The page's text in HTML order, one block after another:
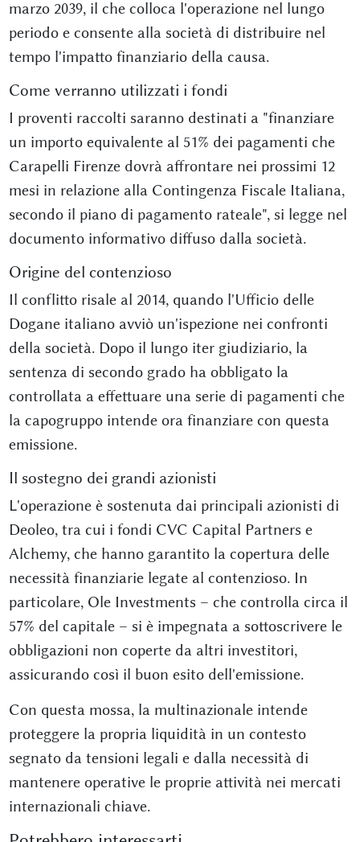
marzo 2039, il che colloca l'operazione nel lungo
periodo e consente alla società di distribuire nel
tempo l'impatto finanziario della causa.
Come verranno utilizzati i fondi
I proventi raccolti saranno destinati a "finanziare
un importo equivalente al 51% dei pagamenti che
Carapelli Firenze dovrà affrontare nei prossimi 12
mesi in relazione alla Contingenza Fiscale Italiana,
secondo il piano di pagamento rateale", si legge nel
documento informativo diffuso dalla società.
Origine del contenzioso
Il conflitto risale al 2014, quando l'Ufficio delle
Dogane italiano avviò un'ispezione nei confronti
della società. Dopo il lungo iter giudiziario, la
sentenza di secondo grado ha obbligato la
controllata a effettuare una serie di pagamenti che
la capogruppo intende ora finanziare con questa
emissione.
Il sostegno dei grandi azionisti
L'operazione è sostenuta dai principali azionisti di
Deoleo, tra cui i fondi CVC Capital Partners e
Alchemy, che hanno garantito la copertura delle
necessità finanziarie legate al contenzioso. In
particolare, Ole Investments – che controlla circa il
57% del capitale – si è impegnata a sottoscrivere le
obbligazioni non coperte da altri investitori,
assicurando così il buon esito dell'emissione.
Con questa mossa, la multinazionale intende
proteggere la propria liquidità in un contesto
segnato da tensioni legali e dalla necessità di
mantenere operative le proprie attività nei mercati
internazionali chiave.